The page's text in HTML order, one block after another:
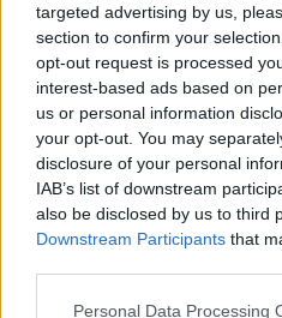
targeted advertising by us,
section to confirm your
opt-out request is processed
interest-based ads based on
us or personal information
your opt-out. You may
disclosure of your personal
IAB’s list of downstream
also be disclosed by us to third
Downstream Participants that
Personal Data Processing